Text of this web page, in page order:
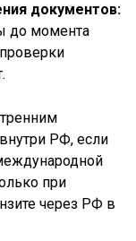
документов:
до момента
РФ, если
при
через РФ в